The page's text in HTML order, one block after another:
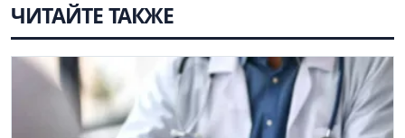
ЧИТАЙТЕ ТАКЖЕ